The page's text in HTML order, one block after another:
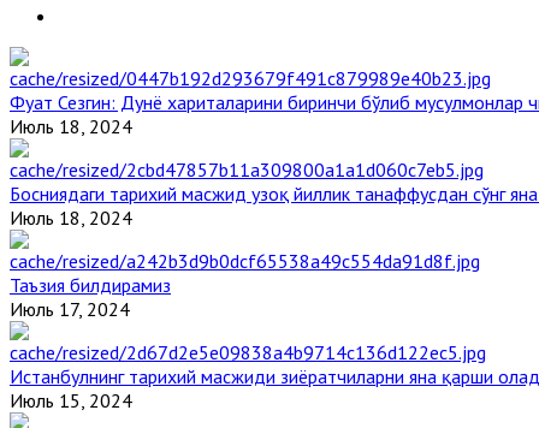
Фуат Сезгин: Дунё хариталарини биринчи бўлиб мусулмонлар
Июль 18, 2024
Босниядаги тарихий масжид узоқ йиллик танаффусдан сўнг
Июль 18, 2024
Таъзия билдирамиз
Июль 17, 2024
Истанбулнинг тарихий масжиди зиёратчиларни яна қарши
Июль 15, 2024